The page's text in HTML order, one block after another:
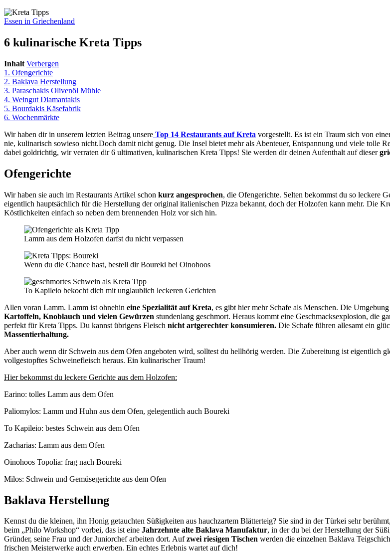
Essen in Griechenland
6 kulinarische Kreta Tipps
Inhalt Verbergen
1. Ofengerichte
2. Baklava Herstellung
3. Paraschakis Olivenöl Mühle
4. Weingut Diamantakis
5. Bourdakis Käsefabrik
6. Wochenmärkte
Wir haben dir in unserem letzten Beitrag unsere Top 14 Restaurants auf Kreta vorgestellt. Es ist ein Traum sich von
nie, kulinarisch sowieso nicht.Doch damit nicht genug. Die Insel bietet mehr als Abenteuer, Entspannung und viele tolle
dabei goldrichtig, wir verraten dir 6 ultimativen, kulinarischen Kreta Tipps! Sie werden dir deinen Aufenthalt auf dieser
Ofengerichte
Wir haben sie auch im Restaurants Artikel schon kurz angesprochen, die Ofengerichte. Selten bekommst du so leckere
eigentlich hauptsächlich für die Herstellung der original italienischen Pizza bekannt, doch der Holzofen kann mehr. Die
Köstlichkeiten einfach so neben dem brennenden Holz vor sich hin.
Lamm aus dem Holzofen darfst du nicht verpassen
Wenn du die Chance hast, bestell dir Boureki bei Oinohoos
To Kapileio bekocht dich mit unglaublich leckeren Gerichten
Allen voran Lamm. Lamm ist ohnehin eine Spezialität auf Kreta, es gibt hier mehr Schafe als Menschen. Die
Kartoffeln, Knoblauch und vielen Gewürzen stundenlang geschmort. Heraus kommt eine Geschmacksexplosion, die
perfekt für Kreta Tipps. Du kannst übrigens Fleisch nicht artgerechter konsumieren. Die Schafe führen allesamt ein
Massentierhaltung.
Aber auch wenn dir Schwein aus dem Ofen angeboten wird, solltest du hellhörig werden. Die Zubereitung ist eigentlich
vollgestopftes Schweinefleisch heraus. Ein kulinarischer Traum!
Hier bekommst du leckere Gerichte aus dem Holzofen:
Earino: tolles Lamm aus dem Ofen
Paliomylos: Lamm und Huhn aus dem Ofen, gelegentlich auch Boureki
To Kapileio: bestes Schwein aus dem Ofen
Zacharias: Lamm aus dem Ofen
Oinohoos Topolia: frag nach Boureki
Milos: Schwein und Gemüsegerichte aus dem Ofen
Baklava Herstellung
Kennst du die kleinen, ihn Honig getauchten Süßigkeiten aus hauchzartem Blätterteig? Sie sind in der Türkei sehr
beim „Philo Workshop“ vorbei, das ist eine Jahrzehnte alte Baklava Manufaktur, in der du bei der Herstellung der
Gründer, seine Frau und der Juniorchef arbeiten dort. Aufzwei riesigen Tischen werden die einzelnen Baklava
frischen Meisterwerke auch erwerben. Ein echtes Erlebnis wartet auf dich!